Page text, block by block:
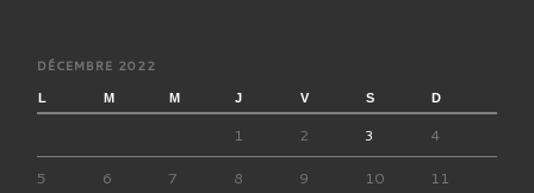
DÉCEMBRE 2022
L M M J V S D
1 2 3
4
5
6 7 8 9 10
11